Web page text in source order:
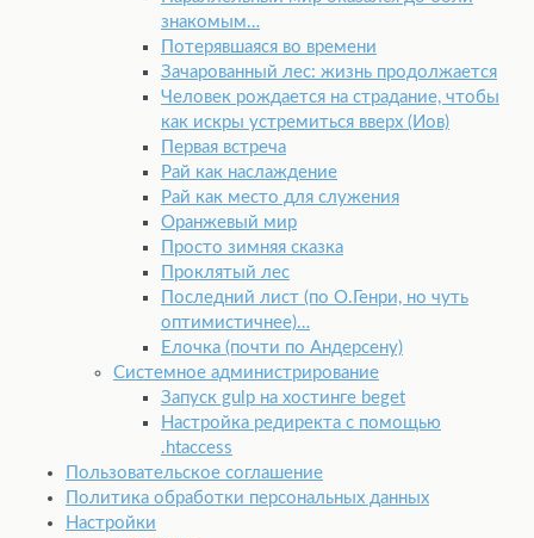
знакомым…
Потерявшаяся во времени
Зачарованный лес: жизнь продолжается
Человек рождается на страдание, чтобы
как искры устремиться вверх (Иов)
Первая встреча
Рай как наслаждение
Рай как место для служения
Оранжевый мир
Просто зимняя сказка
Проклятый лес
Последний лист (по О.Генри, но чуть
оптимистичнее)…
Елочка (почти по Андерсену)
Системное администрирование
Запуск gulp на хостинге beget
Настройка редиректа с помощью
.htaccess
Пользовательское соглашение
Политика обработки персональных данных
Настройки